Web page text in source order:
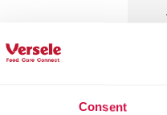
Consent